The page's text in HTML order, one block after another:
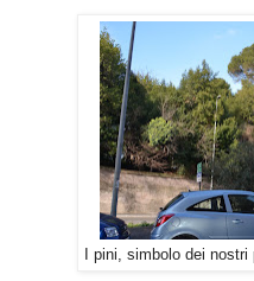
I pini, simbolo dei